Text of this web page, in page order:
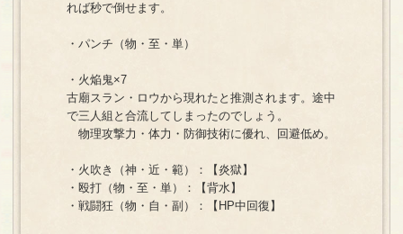
れば秒で倒せます。
・パンチ（物・至・単）
・火焔鬼×7
古廟スラン・ロウから現れたと推測されます。途中
で三人組と合流してしまったのでしょう。
物理攻撃力・体力・防御技術に優れ、回避低め。
・火吹き（神・近・範）：【炎獄】
・殴打（物・至・単）：【背水】
・戦闘狂（物・自・副）：【HP中回復】